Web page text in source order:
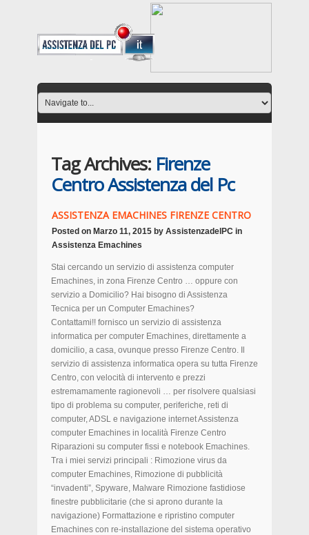
Tag Archives: Firenze
Centro Assistenza del Pc
ASSISTENZA EMACHINES FIRENZE CENTRO
Posted on Marzo 11, 2015 by AssistenzadelPC in
Assistenza Emachines
Stai cercando un servizio di assistenza computer
Emachines, in zona Firenze Centro … oppure con
servizio a Domicilio? Hai bisogno di Assistenza
Tecnica per un Computer Emachines?
Contattami!! fornisco un servizio di assistenza
informatica per computer Emachines, direttamente a
domicilio, a casa, ovunque presso Firenze Centro. Il
servizio di assistenza informatica opera su tutta Firenze
Centro, con velocità di intervento e prezzi
estremamamente ragionevoli … per risolvere qualsiasi
tipo di problema su computer, periferiche, reti di
computer, ADSL e navigazione internet Assistenza
computer Emachines in località Firenze Centro
Riparazioni su computer fissi e notebook Emachines.
Tra i miei servizi principali : Rimozione virus da
computer Emachines, Rimozione di pubblicità
“invadenti”, Spyware, Malware Rimozione fastidiose
finestre pubblicitarie (che si aprono durante la
navigazione) Formattazione e ripristino computer
Emachines con re-installazione del sistema operativo